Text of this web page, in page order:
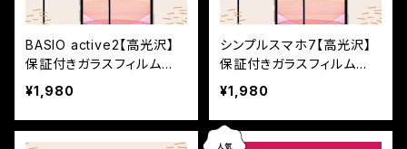
BASIO active2【高光沢】
保証付きガラスフィルム
『鎧』全面フルカバー
¥1,980
シンプルスマホ7【高光沢】
保証付きガラスフィルム
『鎧』全面フルカバー
¥1,980